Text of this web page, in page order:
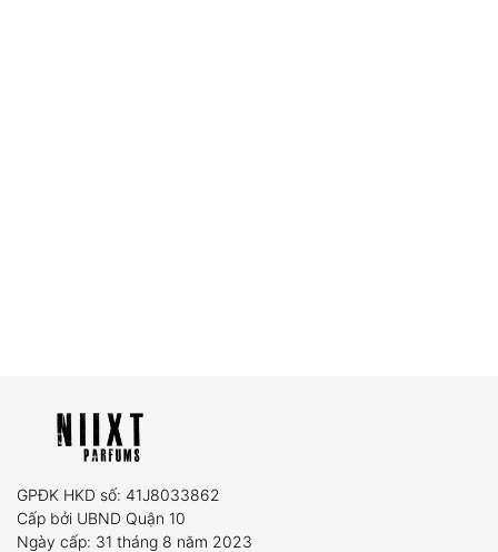
GPĐK HKD số: 41J8033862
Cấp bởi UBND Quận 10
Ngày cấp: 31 tháng 8 năm 2023